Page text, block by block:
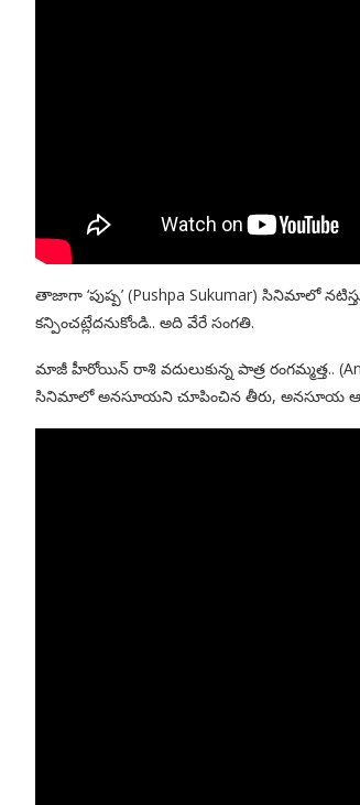
తాజాగా ‘పుష్ప’ (Pushpa Sukumar) సినిమాలో
కన్పించట్లేదనుకోండి.. అది వేరే సంగతి.
మాజీ హీరోయిన్ రాశి వదులుకున్న పాత్ర రంగమ్మత్త..
సినిమాలో అనసూయని చూపించిన తీరు, అనసూయ ఆ